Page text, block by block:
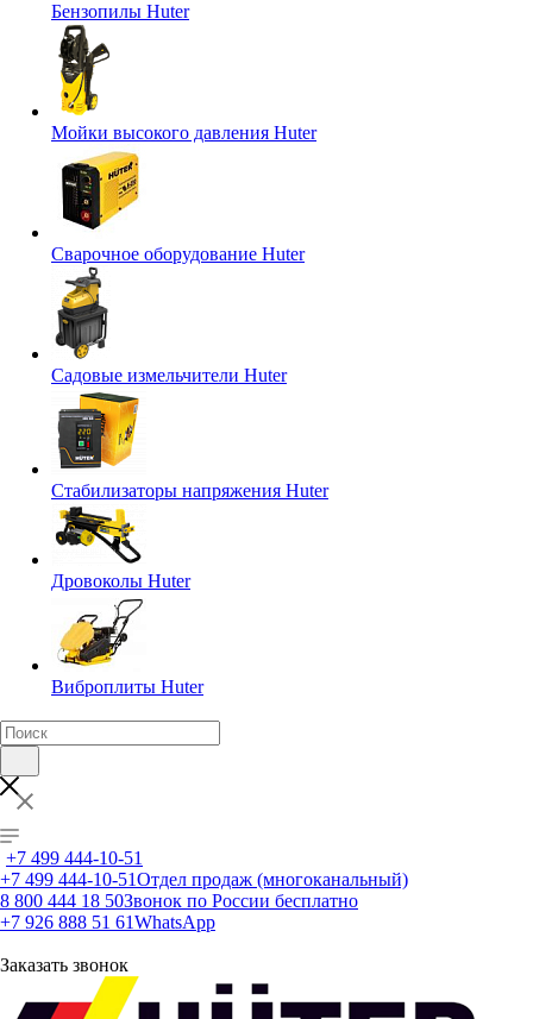
Бензопилы Huter
Мойки высокого давления Huter
Сварочное оборудование Huter
Садовые измельчители Huter
Стабилизаторы напряжения Huter
Дровоколы Huter
Виброплиты Huter
+7 499 444-10-51
+7 499 444-10-51Отдел продаж (многоканальный)
8 800 444 18 50Звонок по России бесплатно
+7 926 888 51 61WhatsApp
Заказать звонок